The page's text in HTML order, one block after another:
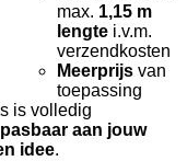
max. 1,15 m
lengte i.v.m.
verzendkosten
Meerprijs van
toepassing
is volledig
aan jouw
idee.